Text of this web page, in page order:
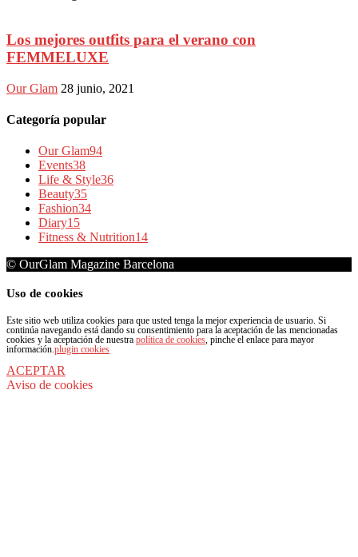
Los mejores outfits para el verano con
FEMMELUXE
Our Glam 28 junio, 2021
Categoría popular
Our Glam94
Events38
Life & Style36
Beauty35
Fashion34
Diary15
Fitness & Nutrition14
© OurGlam Magazine Barcelona
Uso de cookies
Este sitio web utiliza cookies para que usted tenga la mejor experiencia de usuario. Si
continúa navegando está dando su consentimiento para la aceptación de las mencionadas
cookies y la aceptación de nuestra política de cookies, pinche el enlace para mayor
información.plugin cookies
ACEPTAR
Aviso de cookies